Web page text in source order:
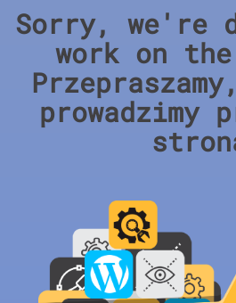
Sorry, we're
work on
prowadzimy